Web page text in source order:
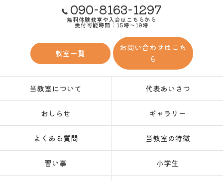
090-8163-1297
無料体験教室や入会はこちらから
受付可能時間：15時～19時
教室一覧
お問い合わせはこち
ら
当教室について 代表あいさつ
おしらせ ギャラリー
よくある質問 当教室の特徴
習い事 小学生